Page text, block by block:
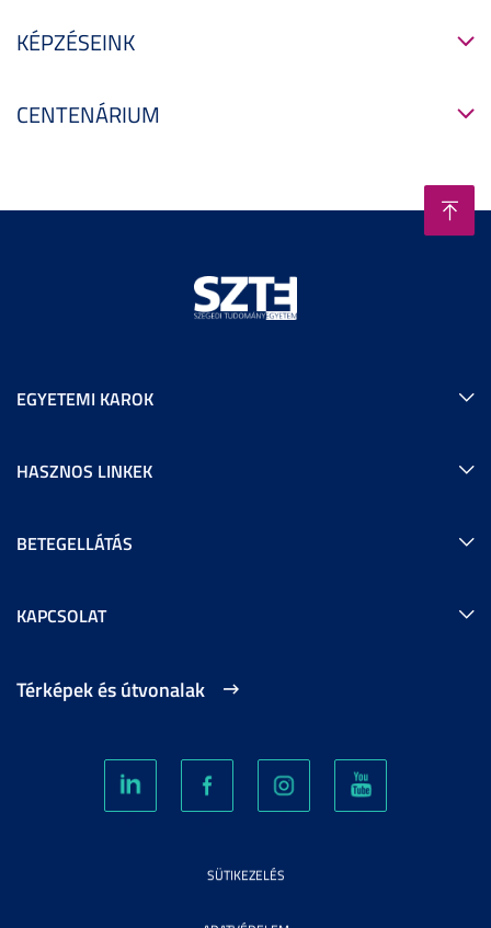
KÉPZÉSEINK
CENTENÁRIUM
EGYETEMI KAROK
HASZNOS LINKEK
BETEGELLÁTÁS
KAPCSOLAT
Térképek és útvonalak
SÜTIKEZELÉS